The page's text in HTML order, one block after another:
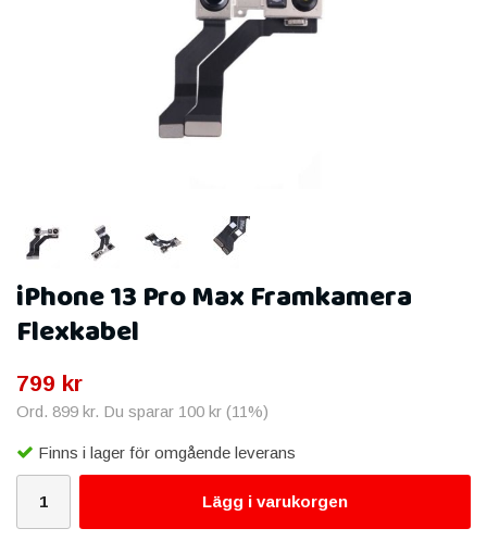
iPhone 13 Pro Max Framkamera
Flexkabel
799 kr
Ord. 899 kr. Du sparar 100 kr (11%)
Finns i lager för omgående leverans
Lägg i varukorgen